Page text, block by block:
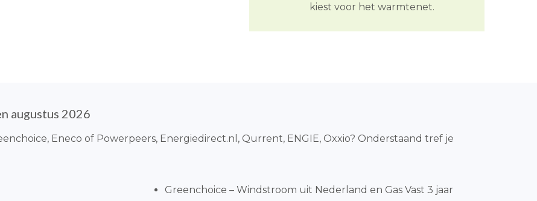
kiest voor het warmtenet.
augustus 2026
Eneco of Powerpeers, Energiedirect.nl, Qurrent, ENGIE, Oxxio? Onderstaand tref je
Greenchoice – Windstroom uit Nederland en Gas Vast 3 jaar